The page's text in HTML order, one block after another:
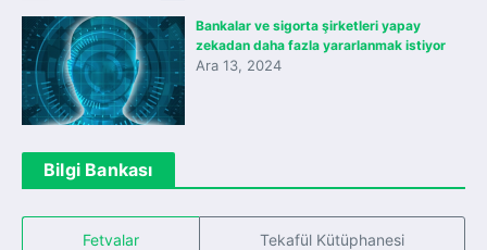
Bankalar ve sigorta şirketleri yapay
zekadan daha fazla yararlanmak istiyor
Ara 13, 2024
Bilgi Bankası
Fetvalar Tekafül Kütüphanesi